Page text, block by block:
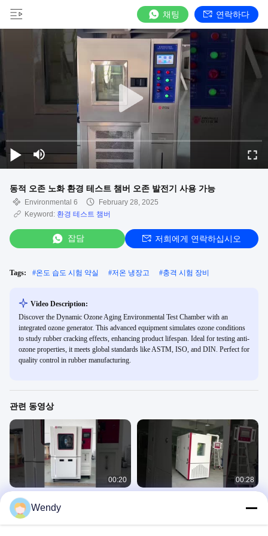
채팅 연락하다
동적 오존 노화 환경 테스트 챔버 오존 발전기 사용 가능
Environmental 6
February 28, 2025
Keyword: 환경 테스트 챔버
잡담 저희에게 연락하십시오
Tags: #온도 습도 시험 약실 #저온 냉장고 #충격 시험 장비
Video Description:
Discover the Dynamic Ozone Aging Environmental Test Chamber with an
integrated ozone generator. This advanced equipment simulates ozone conditions
to study rubber cracking effects, enhancing product lifespan. Ideal for testing anti-
ozone properties, it meets global standards like ASTM, ISO, and DIN. Perfect for
quality control in rubber manufacturing.
관련 동영상
00:20
ISO 20653 IEC60529 IEC 6059 IPX3
IPX4 IPX5 IPX6과 비 테스트 챔버
Environmental 6
00:28
Wendy